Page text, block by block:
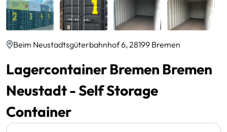
Beim Neustadtsgüterbahnhof 6, 28199 Bremen
Lagercontainer Bremen Bremen
Neustadt - Self Storage
Container